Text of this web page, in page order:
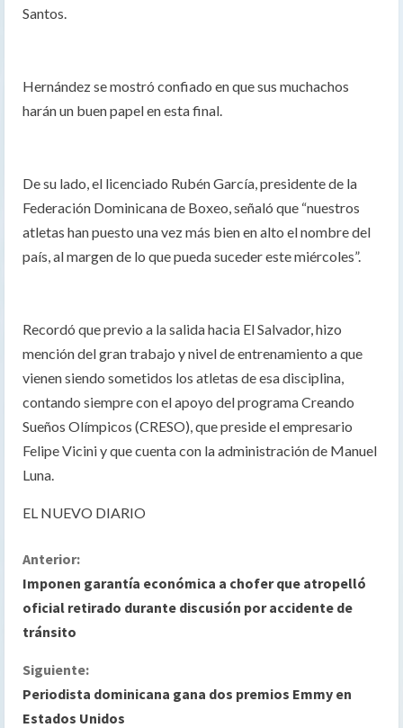
Santos.
Hernández se mostró confiado en que sus muchachos
harán un buen papel en esta final.
De su lado, el licenciado Rubén García, presidente de la
Federación Dominicana de Boxeo, señaló que “nuestros
atletas han puesto una vez más bien en alto el nombre del
país, al margen de lo que pueda suceder este miércoles”.
Recordó que previo a la salida hacia El Salvador, hizo
mención del gran trabajo y nivel de entrenamiento a que
vienen siendo sometidos los atletas de esa disciplina,
contando siempre con el apoyo del programa Creando
Sueños Olímpicos (CRESO), que preside el empresario
Felipe Vicini y que cuenta con la administración de Manuel
Luna.
EL NUEVO DIARIO
S
i
g
u
e
Anterior:
Imponen garantía económica a chofer que atropelló
oficial retirado durante discusión por accidente de
tránsito
Siguiente:
Periodista dominicana gana dos premios Emmy en
Estados Unidos